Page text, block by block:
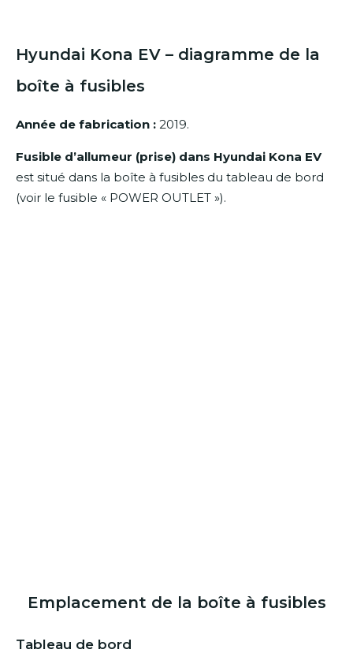
Hyundai Kona EV – diagramme de la
boîte à fusibles
Année de fabrication : 2019.
Fusible d’allumeur (prise) dans Hyundai Kona EV
est situé dans la boîte à fusibles du tableau de bord
(voir le fusible « POWER OUTLET »).
Emplacement de la boîte à fusibles
Tableau de bord